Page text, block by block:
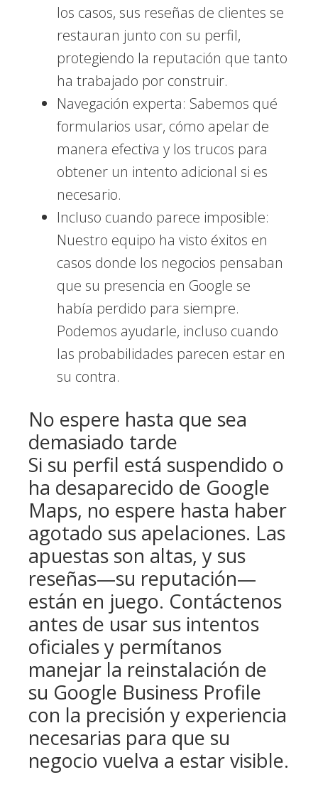
los casos, sus reseñas de clientes se
restauran junto con su perfil,
protegiendo la reputación que tanto
ha trabajado por construir.
Navegación experta: Sabemos qué
formularios usar, cómo apelar de
manera efectiva y los trucos para
obtener un intento adicional si es
necesario.
Incluso cuando parece imposible:
Nuestro equipo ha visto éxitos en
casos donde los negocios pensaban
que su presencia en Google se
había perdido para siempre.
Podemos ayudarle, incluso cuando
las probabilidades parecen estar en
su contra.
No espere hasta que sea
demasiado tarde
Si su perfil está suspendido o
ha desaparecido de Google
Maps, no espere hasta haber
agotado sus apelaciones. Las
apuestas son altas, y sus
reseñas—su reputación—
están en juego. Contáctenos
antes de usar sus intentos
oficiales y permítanos
manejar la reinstalación de
su Google Business Profile
con la precisión y experiencia
necesarias para que su
negocio vuelva a estar visible.